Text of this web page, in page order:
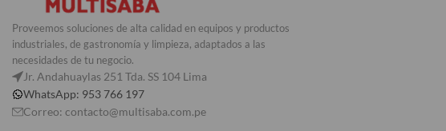
Proveemos soluciones de alta calidad en equipos y productos
industriales, de gastronomía y limpieza, adaptados a las
necesidades de tu negocio.
Jr. Andahuaylas 251 Tda. SS 104 Lima
WhatsApp: 953 766 197
Correo: contacto@multisaba.com.pe